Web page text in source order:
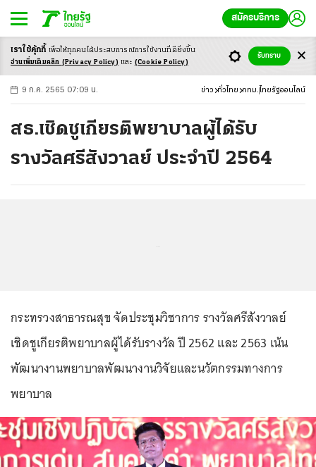
สมัครบริการ
-ก ก ก+
9 ก.ค. 2565 07:09 น. ข่าว ทั่วไทย กทม. ไทยรัฐออนไลน์
สธ.เชิดชูเกียรติพยาบาลผู้ได้รับ
รางวัลศรีสังวาลย์ ประจำปี 2564
กระทรวงสาธารณสุข จัดประชุมวิชาการ รางวัลศรีสังวาลย์
เชิดชูเกียรติพยาบาลผู้ได้รับรางวัล ปี 2562 และ 2563 เน้น
พัฒนางานพยาบาลพัฒนางานวิจัยและนวัตกรรมทางการ
พยาบาล
เราใช้คุ้กกี้ เพื่อให้ทุกคนได้ประสบการณ์การใช้งานที่ดียิ่งขึ้น
อ่านเพิ่มเติมคลิก (Privacy Policy) และ (Cookie Policy)
รับทราบ